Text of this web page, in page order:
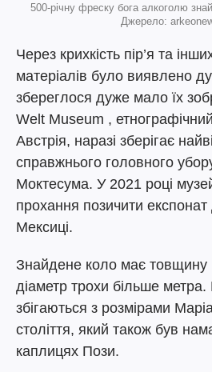
500-річну фреску бога алкоголю
Джерело:
Через крихкість пір’я та
матеріалів було виявлено
збереглося дуже мало їх
Welt Museum ,
Австрія, наразі зберігає
справжнього головного
Моктесума. У 2021 році
прохання позичити експонат
Мексиці.
Знайдене коло має товщину
діаметр трохи більше метра.
збігаються з розмірами
століття, який також був
каплицях Пози.